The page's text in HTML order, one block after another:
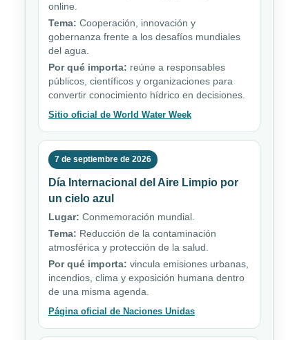
online.
Tema: Cooperación, innovación y
gobernanza frente a los desafíos mundiales
del agua.
Por qué importa: reúne a responsables
públicos, científicos y organizaciones para
convertir conocimiento hídrico en decisiones.
Sitio oficial de World Water Week
7 de septiembre de 2026
Día Internacional del Aire Limpio por
un cielo azul
Lugar: Conmemoración mundial.
Tema: Reducción de la contaminación
atmosférica y protección de la salud.
Por qué importa: vincula emisiones urbanas,
incendios, clima y exposición humana dentro
de una misma agenda.
Página oficial de Naciones Unidas